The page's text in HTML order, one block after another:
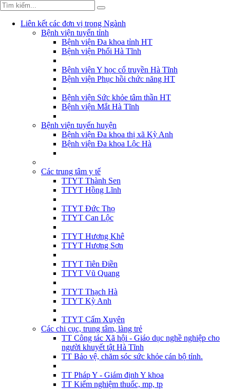
Liên kết các đơn vị trong Ngành
Bệnh viện tuyến tỉnh
Bệnh viện Đa khoa tỉnh HT
Bệnh viện Phổi Hà Tĩnh
Bệnh viện Y học cổ truyền Hà Tĩnh
Bệnh viện Phục hồi chức năng HT
Bệnh viện Sức khỏe tâm thần HT
Bệnh viện Mắt Hà Tĩnh
Bệnh viện tuyến huyện
Bệnh viện Đa khoa thị xã Kỳ Anh
Bệnh viện Đa khoa Lộc Hà
Các trung tâm y tế
TTYT Thành Sen
TTYT Hồng Lĩnh
TTYT Đức Thọ
TTYT Can Lộc
TTYT Hương Khê
TTYT Hương Sơn
TTYT Tiên Điền
TTYT Vũ Quang
TTYT Thạch Hà
TTYT Kỳ Anh
TTYT Cẩm Xuyên
Các chi cục, trung tâm, làng trẻ
TT Công tác Xã hội - Giáo dục nghề nghiệp cho
người khuyết tật Hà Tĩnh
TT Bảo vệ, chăm sóc sức khỏe cán bộ tỉnh.
TT Pháp Y - Giám định Y khoa
TT Kiểm nghiệm thuốc, mp, tp